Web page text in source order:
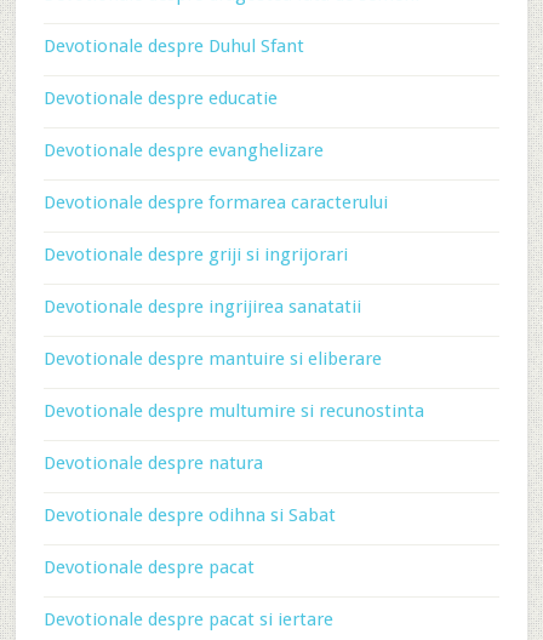
Devotionale despre Duhul Sfant
Devotionale despre educatie
Devotionale despre evanghelizare
Devotionale despre formarea caracterului
Devotionale despre griji si ingrijorari
Devotionale despre ingrijirea sanatatii
Devotionale despre mantuire si eliberare
Devotionale despre multumire si recunostinta
Devotionale despre natura
Devotionale despre odihna si Sabat
Devotionale despre pacat
Devotionale despre pacat si iertare